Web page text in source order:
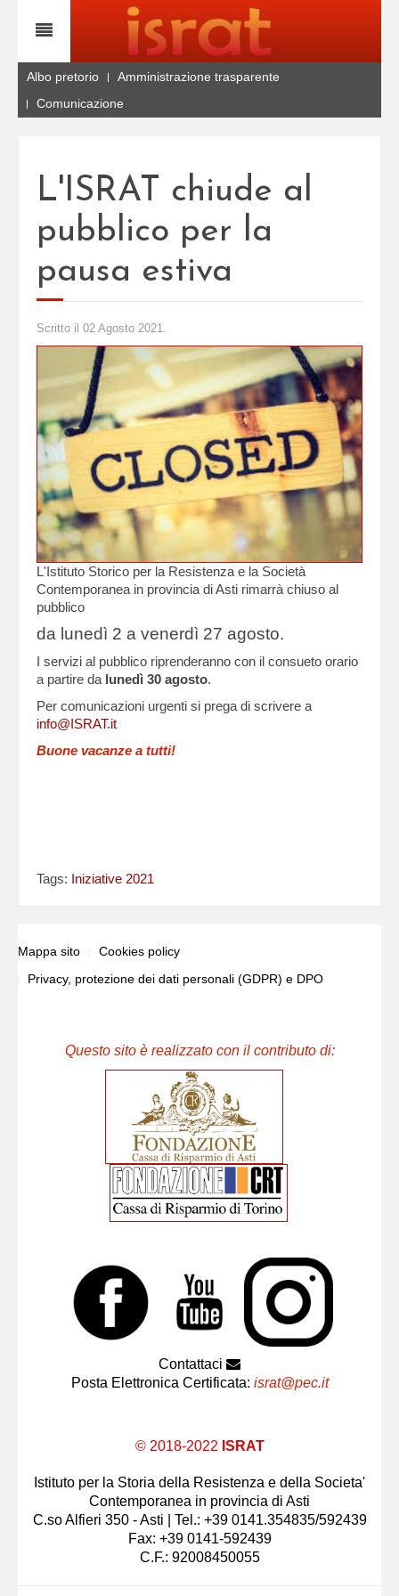
Albo pretorio
Amministrazione trasparente
Comunicazione
L'ISRAT chiude al
pubblico per la
pausa estiva
Scritto il 02 Agosto 2021.
L'Istituto Storico per la Resistenza e la Società
Contemporanea in provincia di Asti rimarrà chiuso al
pubblico
da lunedì 2 a venerdì 27 agosto.
I servizi al pubblico riprenderanno con il consueto orario
a partire da lunedì 30 agosto.
Per comunicazioni urgenti si prega di scrivere a
info@ISRAT.it
Buone vacanze a tutti!
Tags: Iniziative 2021
Mappa sito
Cookies policy
Privacy, protezione dei dati personali (GDPR) e DPO
Questo sito è realizzato con il contributo di:
Contattaci
Posta Elettronica Certificata: israt@pec.it
© 2018-2022 ISRAT
Istituto per la Storia della Resistenza e della Societa'
Contemporanea in provincia di Asti
C.so Alfieri 350 - Asti | Tel.: +39 0141.354835/592439
Fax: +39 0141-592439
C.F.: 92008450055